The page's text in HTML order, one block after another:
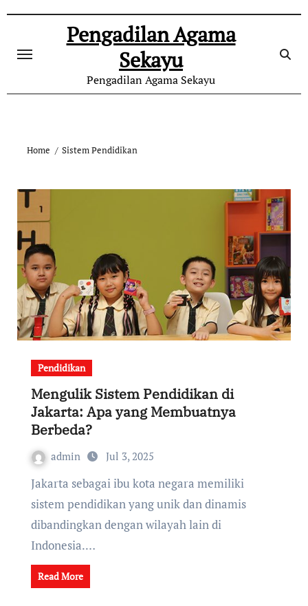
content
Pengadilan Agama
Sekayu
Pengadilan Agama Sekayu
Home Sistem Pendidikan
Pendidikan
Mengulik Sistem Pendidikan di
Jakarta: Apa yang Membuatnya
Berbeda?
admin Jul 3, 2025
Jakarta sebagai ibu kota negara memiliki
sistem pendidikan yang unik dan dinamis
dibandingkan dengan wilayah lain di
Indonesia.…
Read More